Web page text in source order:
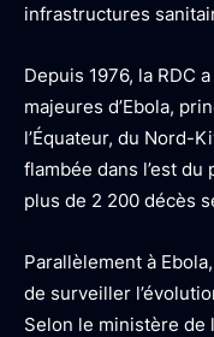
infrastructures
Depuis 1976, la RDC
majeures d’Ebola,
l’Équateur, du Nord-
flambée dans l’est
plus de 2 200 décès
Parallèlement à
de surveiller
Selon le ministère de